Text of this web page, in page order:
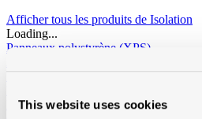
This website uses cookies
Afficher tous les produits de Isolation
Loading...
Panneaux polystyrène (XPS)
Panneaux polyuréthene (PIR/PUR)
PowerroofPowerdeck FPowerroof